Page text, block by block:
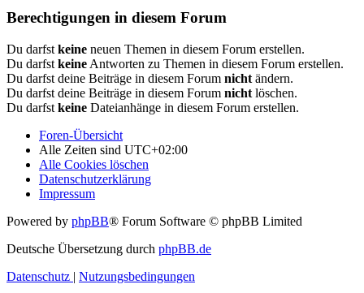
Berechtigungen in diesem Forum
Du darfst keine neuen Themen in diesem Forum erstellen.
Du darfst keine Antworten zu Themen in diesem Forum erstellen.
Du darfst deine Beiträge in diesem Forum nicht ändern.
Du darfst deine Beiträge in diesem Forum nicht löschen.
Du darfst keine Dateianhänge in diesem Forum erstellen.
Foren-Übersicht
Alle Zeiten sind UTC+02:00
Alle Cookies löschen
Datenschutzerklärung
Impressum
Powered by phpBB® Forum Software © phpBB Limited
Deutsche Übersetzung durch phpBB.de
Datenschutz | Nutzungsbedingungen